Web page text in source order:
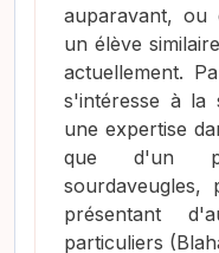
auparavant, ou
un élève
actuellement.
s'intéresse à la
une expertise
que d'un
sourdaveugles,
présentant
particuliers